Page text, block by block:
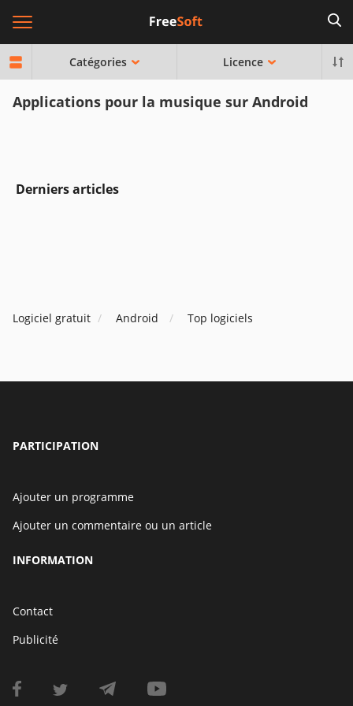
Catégories Licence
Applications pour la musique sur Android
Derniers articles
Logiciel gratuit Android Top logiciels
PARTICIPATION
Ajouter un programme
Ajouter un commentaire ou un article
INFORMATION
Contact
Publicité